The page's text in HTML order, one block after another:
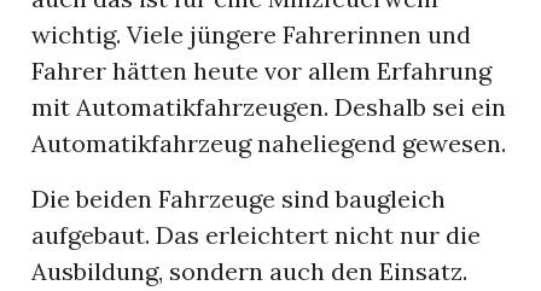
wichtig. Viele jüngere Fahrerinnen und
Fahrer hätten heute vor allem Erfahrung
mit Automatikfahrzeugen. Deshalb sei ein
Automatikfahrzeug naheliegend gewesen.
Die beiden Fahrzeuge sind baugleich
aufgebaut. Das erleichtert nicht nur die
Ausbildung, sondern auch den Einsatz.